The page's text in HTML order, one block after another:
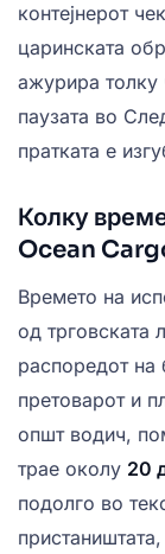
контејнерот
царинската
ажурира толку
паузата во
пратката е
Колку
Ocean
Времето на
од трговската
распоредот на
претоварот и
општ водич,
трае околу 20
подолго во